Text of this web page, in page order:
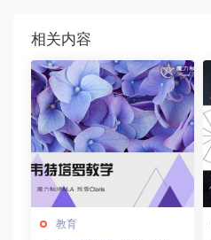
相关内容
教育